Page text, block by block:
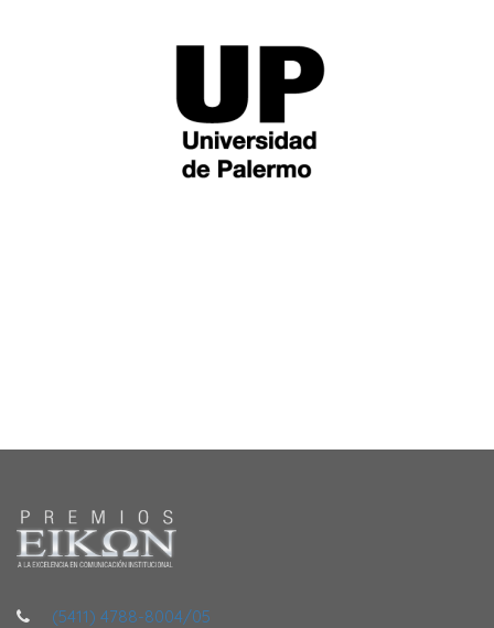
(5411) 4788-8004/05